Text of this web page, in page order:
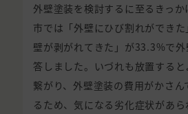
外壁塗装を検討するに至るきっ
市では「外壁にひび割れができ
壁が剥がれてきた」が33.3%で
答しました。いづれも放置する
繋がり、外壁塗装の費用がかさ
るため、気になる劣化症状があ